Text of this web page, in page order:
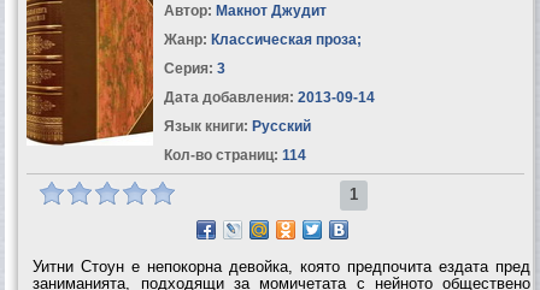
Автор: Макнот Джудит
Жанр: Классическая проза;
Серия: 3
Дата добавления: 2013-09-14
Язык книги: Русский
Кол-во страниц: 114
1
Уитни Стоун е непокорна девойка, която предпочита ездата пред
заниманията, подходящи за момичетата с нейното обществено